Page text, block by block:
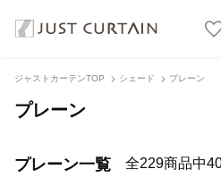
ジャストカーテンTOP シェード プレーン
プレーン
プレーン一覧 全229商品中